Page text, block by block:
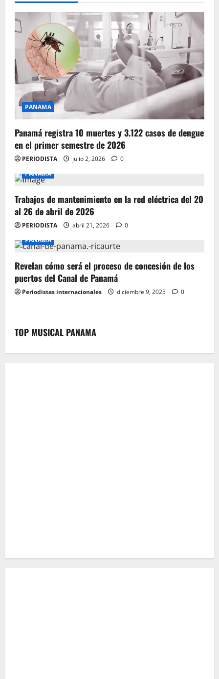
PANAMA
Panamá registra 10 muertes y 3.122 casos de dengue
en el primer semestre de 2026
PERIODISTA julio 2, 2026
0
PANAMA
Trabajos de mantenimiento en la red eléctrica del 20
al 26 de abril de 2026
PERIODISTA abril 21, 2026
0
PANAMA
Revelan cómo será el proceso de concesión de los
puertos del Canal de Panamá
Periodistas internacionales diciembre 9, 2025 0
TOP MUSICAL PANAMA